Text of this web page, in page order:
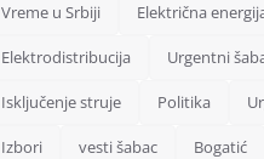
Vreme u Srbiji Električna
Elektrodistribucija Urgentni
Isključenje struje Politika
Izbori vesti šabac Bogatić